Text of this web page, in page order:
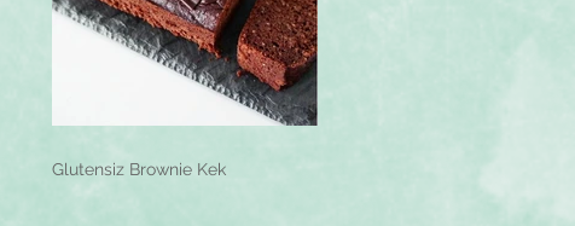
Glutensiz Brownie Kek